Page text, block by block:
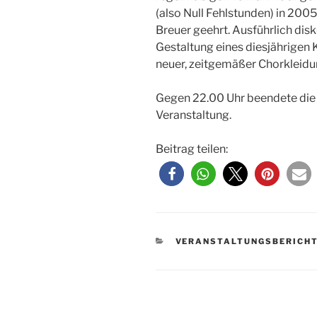
(also Null Fehlstunden) in
Breuer geehrt. Ausführlich
Gestaltung eines diesjährigen
neuer, zeitgemäßer
Gegen 22.00 Uhr beendete
Veranstaltung.
Beitrag teilen:
KATEGORIEN